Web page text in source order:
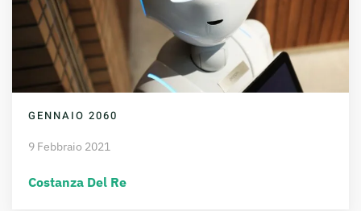
GENNAIO 2060
9 Febbraio 2021
Costanza Del Re